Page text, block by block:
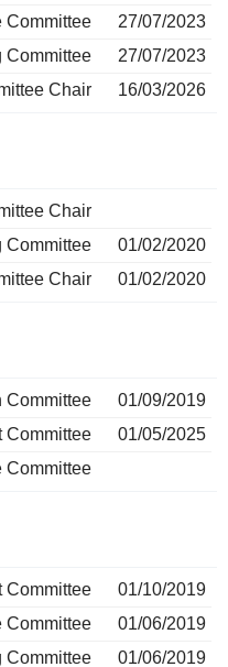
Committee
27/07/2023
Committee
27/07/2023
Chair
16/03/2026
Chair
Committee
01/02/2020
Chair
01/02/2020
Committee
01/09/2019
Committee
01/05/2025
Committee
Committee
01/10/2019
Committee
01/06/2019
Committee
01/06/2019